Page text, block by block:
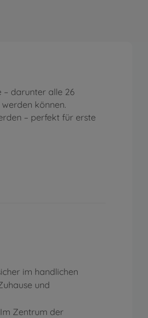
– darunter alle 26
können.
– perfekt für erste
im handlichen
und
Zentrum der